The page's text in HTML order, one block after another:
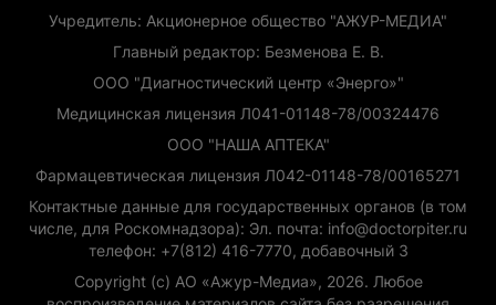
Учредитель: Акционерное общество "АЖУР-МЕДИА"
Главный редактор: Безменова Е. В.
ООО "Диагностический центр «Энерго»"
Медицинская лицензия Л041-01148-78/00324476
ООО "НАША АПТЕКА"
Фармацевтическая лицензия Л042-01148-78/00165271
Контактные данные для государственных органов (в том
числе, для Роскомнадзора): Эл. почта: info@doctorpiter.ru
телефон: +7(812) 416-7770, добавочный 3
Copyright (с) АО «Ажур-Медиа», 2026. Любое